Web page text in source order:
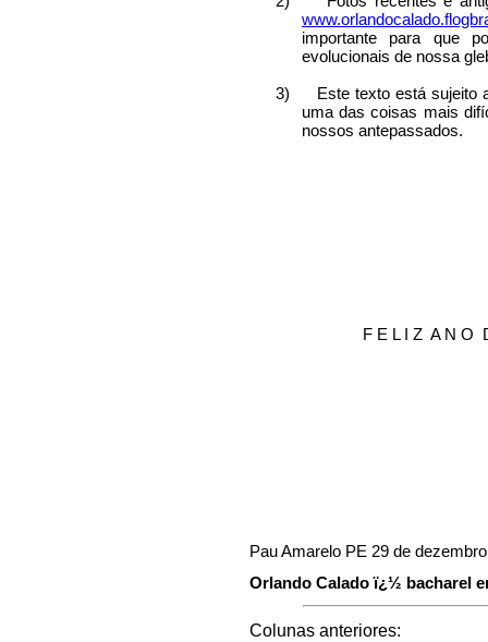
importante para que
evolucionais de nossa
3)
Este texto está sujeito
uma das coisas mais
nossos antepassados.
F E L I Z A N O
Pau Amarelo PE 29 de
Orlando Calado ï¿½ bacharel
Colunas anteriores: